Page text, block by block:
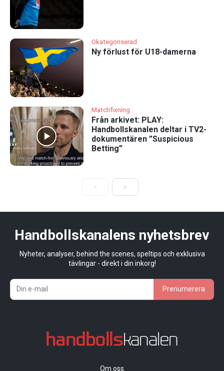
Okategoriserad
Ny förlust för U18-damerna
Matchfixning
Från arkivet: PLAY:
Handbollskanalen deltar i TV2-
dokumentären ”Suspicious
Betting”
Handbollskanalens nyhetsbrev
Nyheter, analyser, behind the scenes, speltips och exklusiva
tävlingar - direkt i din inkorg!
Prenumerera
Om oss